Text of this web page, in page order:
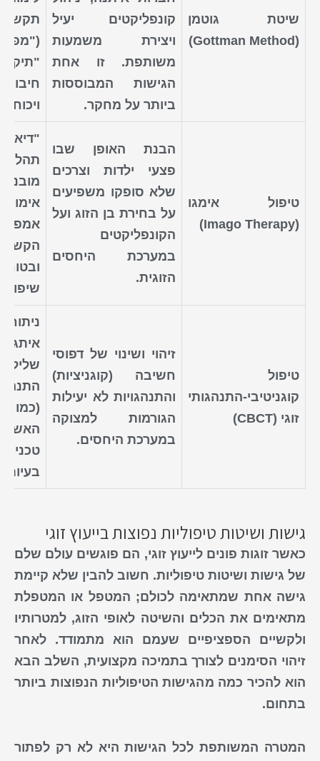
שיטת גוטמן
(Gottman Method)
קונפליקטים יעיל
ויצירת משמעות
משותפת. זו אחת
הגישות המבוססות
ביותר על מחקר.
טיפול אימגו
(Imago Therapy)
הבנת האופן שבו
פצעי ילדות וצרכים
שלא סופקו משפיעים
על בחירת בן הזוג ועל
הקונפליקטים
במערכת היחסים
הזוגית.
מובנה
טיפול
קוגניטיבי-התנהגותי
זוגי (CBCT)
זיהוי ושינוי של דפוסי
חשיבה (קוגניציות)
והתנהגויות לא יעילות
הגורמות למצוקה
במערכת היחסים.
בעיות.
גישות ושיטות טיפוליות נפוצות בייעוץ זוגי
כאשר זוגות פונים לייעוץ זוגי, הם פוגשים עולם שלם
של גישות ושיטות טיפוליות. חשוב להבין שלא קיימת
גישה אחת שמתאימה לכולם; המטפל או המטפלת
מתאימים את הכלים והשיטה לאופי הזוג, למטרותיו
ולקשיים הספציפיים שעמם הוא מתמודד. לאחר
זיהוי הסימנים לצורך בתמיכה מקצועית, השלב הבא
הוא להכיר כמה מהגישות הטיפוליות הנפוצות ביותר
בתחום.
המטרה המשותפת לכל הגישות היא לא רק לפתור